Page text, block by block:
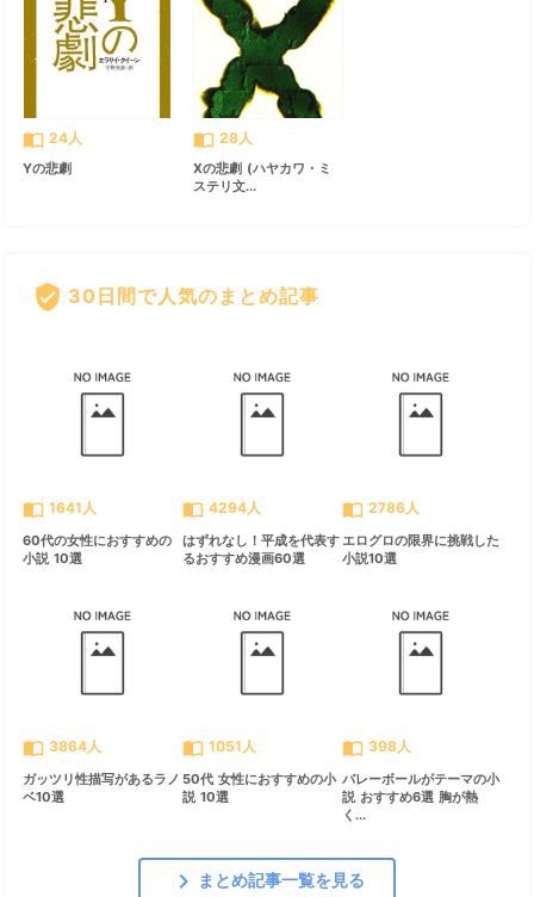
import_contacts 24人
Yの悲劇
import_contacts 28人
Xの悲劇 (ハヤカワ・ミ
ステリ文...
verified_user 30日間で人気のまとめ記事
import_contacts 1641人
60代の女性におすすめの
小説 10選
import_contacts 4294人
はずれなし！平成を代表す
るおすすめ漫画60選
import_contacts 2786人
エログロの限界に挑戦した
小説10選
import_contacts 3864人
ガッツリ性描写があるラノ
ベ10選
import_contacts 1051人
50代 女性におすすめの小
説 10選
import_contacts 398人
バレーボールがテーマの小
説 おすすめ6選 胸が熱
く...
chevron_right まとめ記事一覧を見る